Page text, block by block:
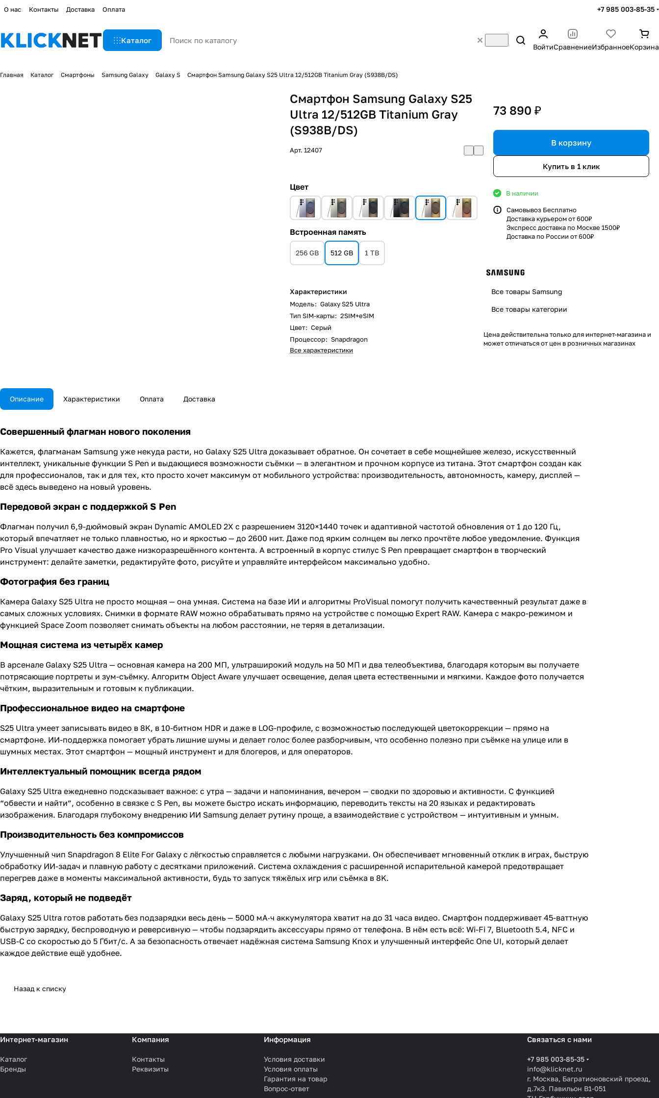
О нас Контакты Доставка Оплата +7 985 003-85-35
Каталог
ВойтиСравнениеИзбранноеКорзина
Главная Каталог Смартфоны Samsung Galaxy Galaxy S Смартфон Samsung Galaxy S25 Ultra 12/512GB Titanium Gray (S938B/DS)
Смартфон Samsung Galaxy S25
Ultra 12/512GB Titanium Gray
(S938B/DS)
Арт.12407
Цвет
Встроенная память
256 GB 512 GB 1 TB
Характеристики
Модель: Galaxy S25 Ultra
Тип SIM-карты: 2SIM+eSIM
Цвет: Серый
Процессор: Snapdragon
Все характеристики
73 890 ₽
В корзину
Купить в 1 клик
В наличии
Самовывоз Бесплатно
Доставка курьером от 600₽
Экспресс доставка по Москве 1500₽
Доставка по России от 600₽
Все товары Samsung
Все товары категории
Цена действительна только для интернет-магазина и
может отличаться от цен в розничных магазинах
Описание Характеристики Оплата Доставка
Совершенный флагман нового поколения
Кажется, флагманам Samsung уже некуда расти, но Galaxy S25 Ultra доказывает обратное. Он сочетает в себе мощнейшее железо, искусственный
интеллект, уникальные функции S Pen и выдающиеся возможности съёмки — в элегантном и прочном корпусе из титана. Этот смартфон создан как
для профессионалов, так и для тех, кто просто хочет максимум от мобильного устройства: производительность, автономность, камеру, дисплей —
всё здесь выведено на новый уровень.
Передовой экран с поддержкой S Pen
Флагман получил 6,9-дюймовый экран Dynamic AMOLED 2X с разрешением 3120×1440 точек и адаптивной частотой обновления от 1 до 120 Гц,
который впечатляет не только плавностью, но и яркостью — до 2600 нит. Даже под ярким солнцем вы легко прочтёте любое уведомление. Функция
Pro Visual улучшает качество даже низкоразрешённого контента. А встроенный в корпус стилус S Pen превращает смартфон в творческий
инструмент: делайте заметки, редактируйте фото, рисуйте и управляйте интерфейсом максимально удобно.
Фотография без границ
Камера Galaxy S25 Ultra не просто мощная — она умная. Система на базе ИИ и алгоритмы ProVisual помогут получить качественный результат даже в
самых сложных условиях. Снимки в формате RAW можно обрабатывать прямо на устройстве с помощью Expert RAW. Камера с макро-режимом и
функцией Space Zoom позволяет снимать объекты на любом расстоянии, не теряя в детализации.
Мощная система из четырёх камер
В арсенале Galaxy S25 Ultra — основная камера на 200 МП, ультраширокий модуль на 50 МП и два телеобъектива, благодаря которым вы получаете
потрясающие портреты и зум-съёмку. Алгоритм Object Aware улучшает освещение, делая цвета естественными и мягкими. Каждое фото получается
чётким, выразительным и готовым к публикации.
Профессиональное видео на смартфоне
S25 Ultra умеет записывать видео в 8K, в 10-битном HDR и даже в LOG-профиле, с возможностью последующей цветокоррекции — прямо на
смартфоне. ИИ-поддержка помогает убрать лишние шумы и делает голос более разборчивым, что особенно полезно при съёмке на улице или в
шумных местах. Этот смартфон — мощный инструмент и для блогеров, и для операторов.
Интеллектуальный помощник всегда рядом
Galaxy S25 Ultra ежедневно подсказывает важное: с утра — задачи и напоминания, вечером — сводки по здоровью и активности. С функцией
“обвести и найти”, особенно в связке с S Pen, вы можете быстро искать информацию, переводить тексты на 20 языках и редактировать
изображения. Благодаря глубокому внедрению ИИ Samsung делает рутину проще, а взаимодействие с устройством — интуитивным и умным.
Производительность без компромиссов
Улучшенный чип Snapdragon 8 Elite For Galaxy с лёгкостью справляется с любыми нагрузками. Он обеспечивает мгновенный отклик в играх, быструю
обработку ИИ-задач и плавную работу с десятками приложений. Система охлаждения с расширенной испарительной камерой предотвращает
перегрев даже в моменты максимальной активности, будь то запуск тяжёлых игр или съёмка в 8K.
Заряд, который не подведёт
Galaxy S25 Ultra готов работать без подзарядки весь день — 5000 мА·ч аккумулятора хватит на до 31 часа видео. Смартфон поддерживает 45-ваттную
быструю зарядку, беспроводную и реверсивную — чтобы подзарядить аксессуары прямо от телефона. В нём есть всё: Wi-Fi 7, Bluetooth 5.4, NFC и
USB-C со скоростью до 5 Гбит/с. А за безопасность отвечает надёжная система Samsung Knox и улучшенный интерфейс One UI, который делает
каждое действие ещё удобнее.
Назад к списку
Интернет-магазин
Каталог
Бренды
Компания
Контакты
Реквизиты
Информация
Условия доставки
Условия оплаты
Гарантия на товар
Вопрос-ответ
Связаться с нами
+7 985 003-85-35
info@klicknet.ru
г. Москва, Багратионовский проезд,
д.7к3. Павильон B1-051